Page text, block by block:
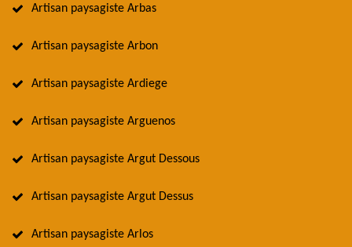
Artisan paysagiste Arbas
Artisan paysagiste Arbon
Artisan paysagiste Ardiege
Artisan paysagiste Arguenos
Artisan paysagiste Argut Dessous
Artisan paysagiste Argut Dessus
Artisan paysagiste Arlos